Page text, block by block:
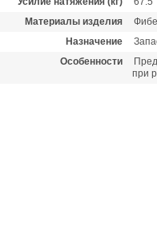
Материалы изделия
Назначение
Особенности
при